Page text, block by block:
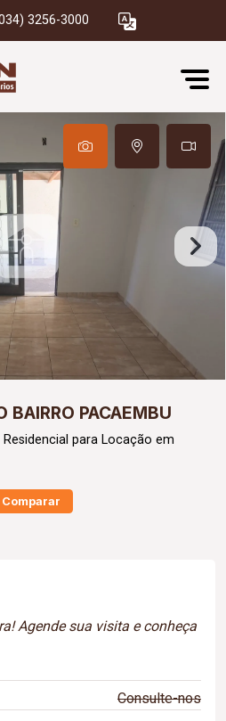
3256-3000
BAIRRO PACAEMBU
Residencial para Locação em
Comparar
Agende sua visita e conheça
Consulte-nos